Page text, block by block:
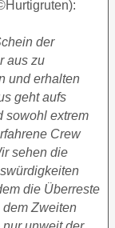
der
aus zu
und erhalten
geht aufs
sowohl extrem
Crew
sehen die
die Überreste
dem Zweiten